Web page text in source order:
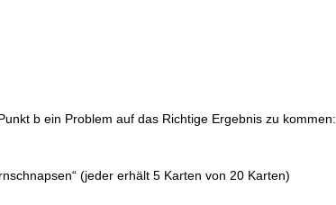
b ein Problem auf das Richtige Ergebnis zu kommen:
(jeder erhält 5 Karten von 20 Karten)